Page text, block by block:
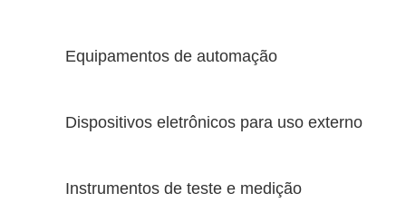
Equipamentos de automação
Dispositivos eletrônicos para uso externo
Instrumentos de teste e medição